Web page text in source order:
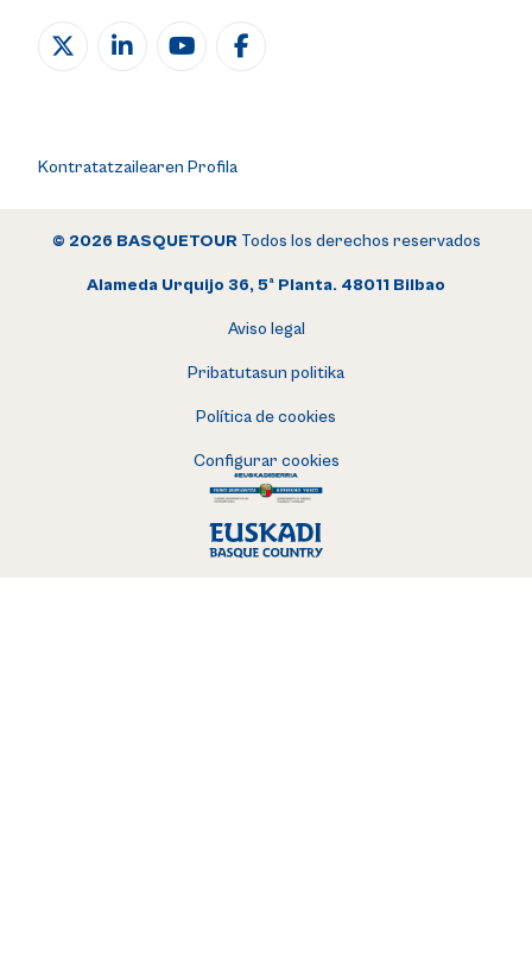
Kontratatzailearen Profila
© 2026 BASQUETOURTodos los derechos reservados
Alameda Urquijo 36, 5ª Planta. 48011 Bilbao
Aviso legal
Pribatutasun politika
Política de cookies
Configurar cookies